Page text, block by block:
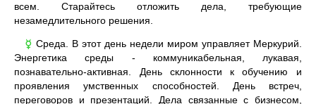
всем. Старайтесь отложить дела, требующие
незамедлительного решения.
☿ Среда. В этот день недели миром управляет Меркурий.
Энергетика среды - коммуникабельная, лукавая,
познавательно-активная. День склонности к обучению и
проявления умственных способностей. День встреч,
переговоров и презентаций. Дела связанные с бизнесом,